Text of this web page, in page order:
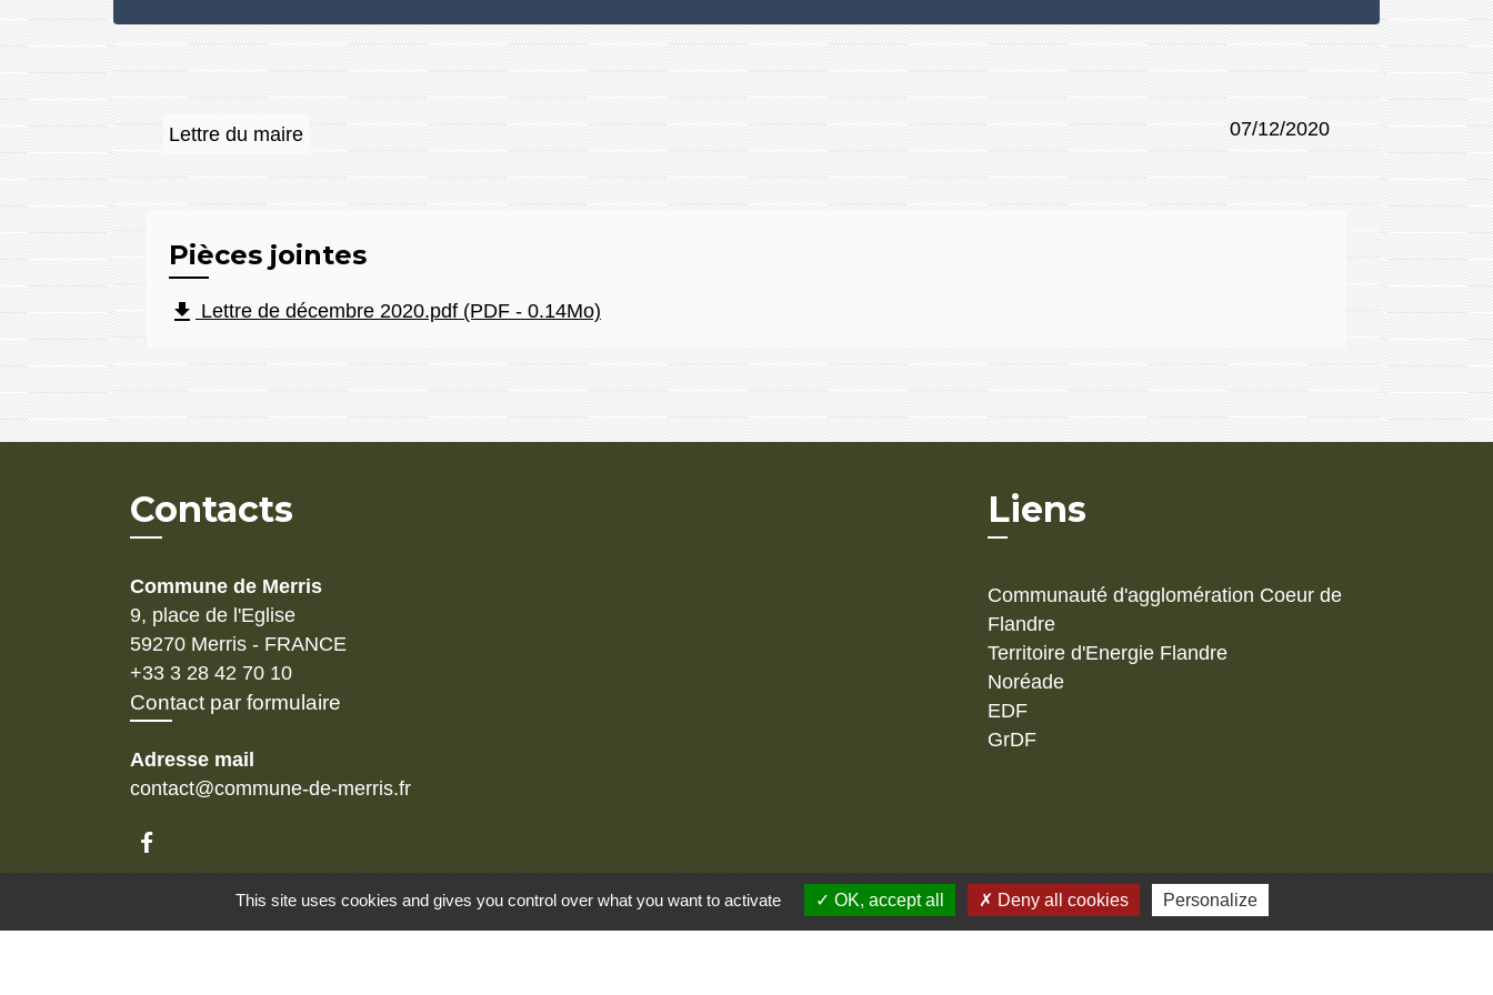
Lettre du maire 07/12/2020
Pièces jointes
file_download Lettre de décembre 2020.pdf (PDF - 0.14Mo)
Contacts
Commune de Merris
9, place de l'Eglise
59270 Merris - FRANCE
+33 3 28 42 70 10
Contact par formulaire
Adresse mail
contact@commune-de-merris.fr
Liens
Communauté d'agglomération Coeur de
Flandre
Territoire d'Energie Flandre
Noréade
EDF
GrDF
Mentions légales - Politique de confidentialité - Accessibilité - Plan du site Gestion des cookies
This site uses cookies and gives you control over what you want to activate OK, accept all Deny all cookies Personalize